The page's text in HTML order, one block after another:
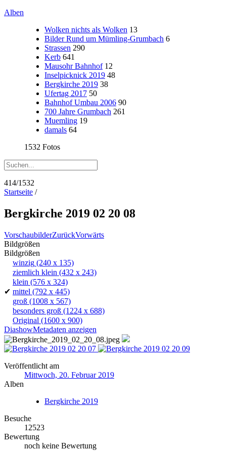
Alben
Wolken nichts als Wolken 13
Bilder Rund um Mümling-Grumbach 6
Strassen 290
Kerb 641
Mausohr Bahnhof 12
Inselpicknick 2019 48
Bergkirche 2019 38
Ufertag 2017 50
Bahnhof Umbau 2006 90
700 Jahre Grumbach 261
Muemling 19
damals 64
1532 Fotos
414/1532
Startseite /
Bergkirche 2019 02 20 08
VorschaubilderZurückVorwärts
Bildgrößen
Bildgrößen
winzig (240 x 135)
ziemlich klein (432 x 243)
klein (576 x 324)
✔ mittel (792 x 445)
groß (1008 x 567)
besonders groß (1224 x 688)
Original (1600 x 900)
DiashowMetadaten anzeigen
Veröffentlicht am
Mittwoch, 20. Februar 2019
Alben
Bergkirche 2019
Besuche
12523
Bewertung
noch keine Bewertung